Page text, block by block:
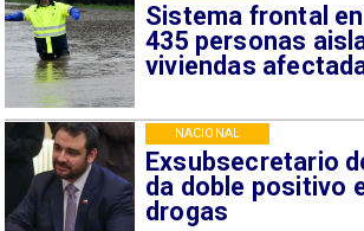
Sistema frontal
435 personas
viviendas
Exsubsecretario
da doble positivo
drogas
NACIONAL